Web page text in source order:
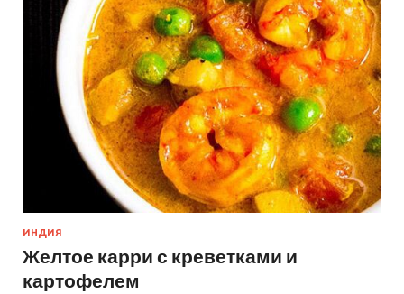
ИНДИЯ
Желтое карри с креветками и
картофелем